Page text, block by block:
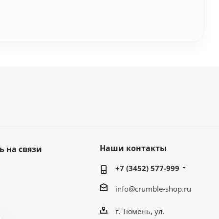
на связи Наши контакты
+7 (3452) 577-999
info@crumble-shop.ru
г. Тюмень, ул.